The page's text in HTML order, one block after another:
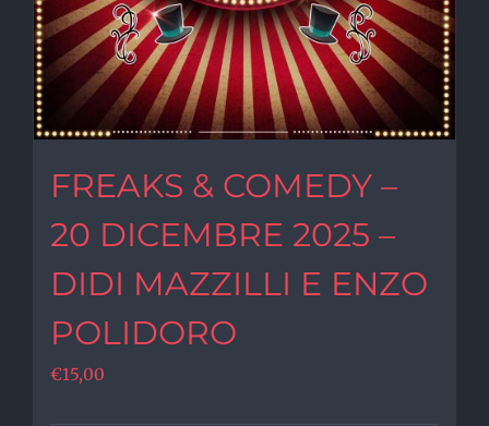
FREAKS & COMEDY –
20 DICEMBRE 2025 –
DIDI MAZZILLI E ENZO
POLIDORO
€15,00